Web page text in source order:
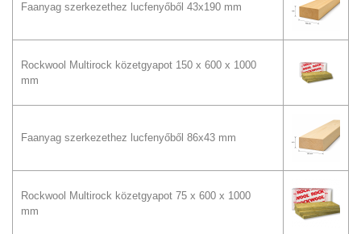
Faanyag szerkezethez lucfenyőből 43x190 mm
Rockwool Multirock közetgyapot 150 x 600 x 1000
mm
Faanyag szerkezethez lucfenyőből 86x43 mm
Rockwool Multirock közetgyapot 75 x 600 x 1000
mm